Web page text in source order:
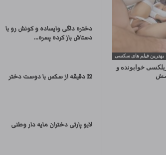
بهترین فیلم های سکسی
خوابونده و
دختره داگی وایساده و کونش رو با
دستاش باز کرده پسره...
12 دقیقه از سکس با دوست دختر
لایو پارتی دختران مایه دار وطنی